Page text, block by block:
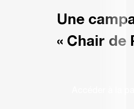
Une
« Chair de